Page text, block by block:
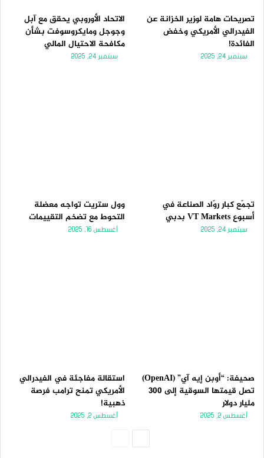
تصريحات هامة لوزير الخزانة عن
الفيدرالي الأمريكي وخفض
الفائدة!
سبتمبر 24, 2025
الاتحاد الأوروبي يحقق مع آبل
وجوجل ومايكروسوفت بشأن
مكافحة الاحتيال المالي
سبتمبر 24, 2025
تجمّع كبار روّاد الصناعة في
أسبوع VT Markets بدبي
سبتمبر 24, 2025
وول ستريت تواجه معضلة
التحوط مع تضخم التقييمات
أغسطس 16, 2025
صحيفة: “أوبن إيه آي” (OpenAI)
تصل قيمتها السوقية إلى 300
مليار دولار
أغسطس 2, 2025
استقالة مفاجئة في الفيدرالي
الأمريكي تمنح ترامب فرصة
ذهبية!
أغسطس 2, 2025